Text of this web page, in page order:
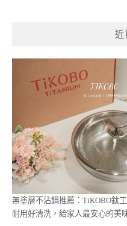
近
無塗層不沾鍋推薦：TiKOBO鈦
耐用好清洗，給家人最安心的美